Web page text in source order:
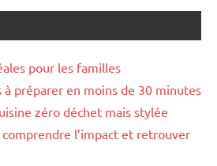
pour les familles
à préparer en moins de 30 minutes
zéro déchet mais stylée
l’impact et retrouver